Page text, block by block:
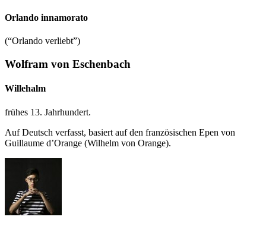
Orlando innamorato
(“Orlando verliebt”)
Wolfram von Eschenbach
Willehalm
frühes 13. Jahrhundert.
Auf Deutsch verfasst, basiert auf den französischen Epen von
Guillaume d’Orange (Wilhelm von Orange).